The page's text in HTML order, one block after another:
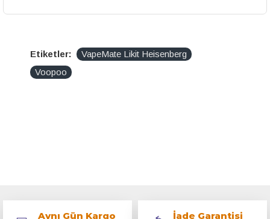
Etiketler:
VapeMate Likit Heisenberg
Voopoo
Aynı Gün Kargo İade Garantisi